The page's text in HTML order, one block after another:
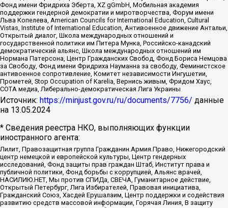
Фонд имени Фридриха Эберта, XZ gGmbH, Мобильная академия
поддержки гендерной демократии и миротворчества, Форум имени
Льва Копелева, American Councils for International Education, Cultural
Vistas, Institute of International Education, Антивоенное движение Антальи,
Открытый диалог, Школа международных отношений и
государственной политики им Питера Мунка, Российско-канадский
демократический альянс, Школа международных отношений им
Нормана Патерсона, Центр Гражданских Свобод, Фонд Бориса Немцова
за Свободу, Фонд имени Фридриха Науманна за свободу, Феминистское
антивоенное сопротивление, Комитет независимости Ингушетии,
Прометей, Stop Occupation of Karelia, Вернись живым, Фридом Хаус,
СОТА медиа, Либерально-демократическая Лига Украины
Источник: https://minjust.gov.ru/ru/documents/7756/ данные
на 13.05.2024
* Сведения реестра НКО, выполняющих функции
иностранного агента:
Лилит, Правозащитная группа Гражданин.Армия.Право, Нижегородский
центр немецкой и европейской культуры, Центр гендерных
исследований, Фонд защиты прав граждан Штаб, Институт права и
публичной политики, Фонд борьбы с коррупцией, Альянс врачей,
НАСИЛИЮ.НЕТ, Мы против СПИДа, СВЕЧА, Гуманитарное действие,
Открытый Петербург, Лига Избирателей, Правовая инициатива,
Гражданский Союз, Хасдей Ерушалаим, Центр поддержки и содействия
развитию средств массовой информации, Горячая Линия, В защиту